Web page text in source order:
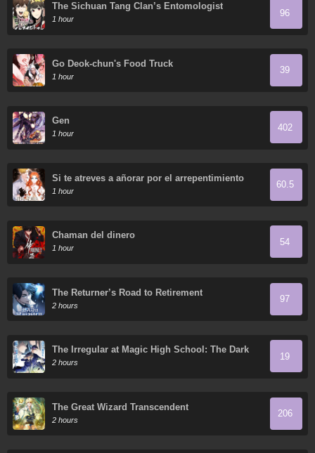
The Sichuan Tang Clan’s Entomologist
1 hour
96
Go Deok-chun's Food Truck
1 hour
39
Gen
1 hour
402
Si te atreves a añorar por el arrepentimiento
1 hour
60.5
Chaman del dinero
1 hour
54
The Returner’s Road to Retirement
2 hours
97
The Irregular at Magic High School: The Dark
Flashes in the Night's Veil
2 hours
19
The Great Wizard Transcendent
2 hours
206